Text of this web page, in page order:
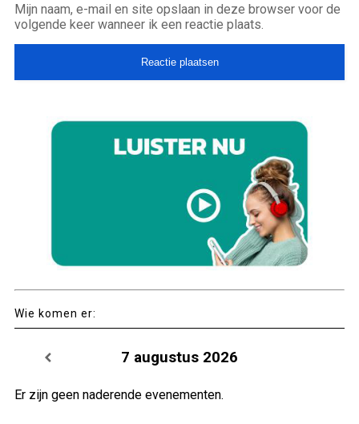
Mijn naam, e-mail en site opslaan in deze browser voor de
volgende keer wanneer ik een reactie plaats.
Wie komen er:
7 augustus 2026
Er zijn geen naderende evenementen.